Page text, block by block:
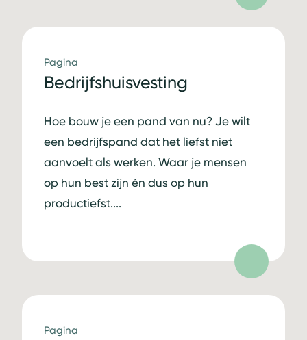
Pagina
Bedrijfshuisvesting
Hoe bouw je een pand van nu? Je wilt
een bedrijfspand dat het liefst niet
aanvoelt als werken. Waar je mensen
op hun best zijn én dus op hun
productiefst....
Pagina